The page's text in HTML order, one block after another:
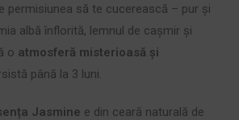
permisiunea să te cucerească – pur și
albă înflorită, lemnul de cașmir și
o atmosferă misterioasă și
până la 3 luni.
Jasmine e din ceară naturală de